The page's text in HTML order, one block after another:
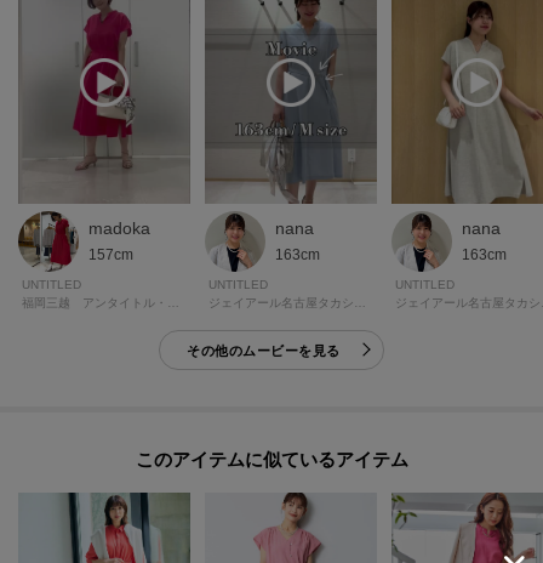
madoka
157cm
UNTITLED
nana
163cm
UNTITLED
nana
163cm
UNTITLED
その他のムービーを見る
このアイテムに似ているアイテム